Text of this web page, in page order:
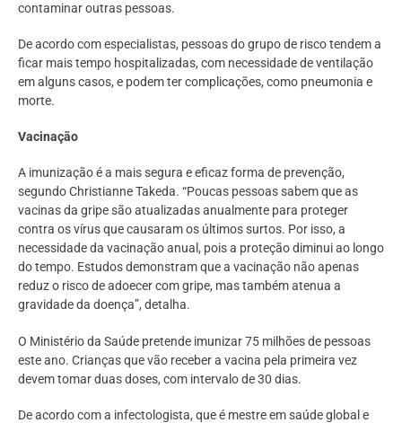
contaminar outras pessoas.
De acordo com especialistas, pessoas do grupo de risco tendem a
ficar mais tempo hospitalizadas, com necessidade de ventilação
em alguns casos, e podem ter complicações, como pneumonia e
morte.
Vacinação
A imunização é a mais segura e eficaz forma de prevenção,
segundo Christianne Takeda. “Poucas pessoas sabem que as
vacinas da gripe são atualizadas anualmente para proteger
contra os vírus que causaram os últimos surtos. Por isso, a
necessidade da vacinação anual, pois a proteção diminui ao longo
do tempo. Estudos demonstram que a vacinação não apenas
reduz o risco de adoecer com gripe, mas também atenua a
gravidade da doença”, detalha.
O Ministério da Saúde pretende imunizar 75 milhões de pessoas
este ano. Crianças que vão receber a vacina pela primeira vez
devem tomar duas doses, com intervalo de 30 dias.
De acordo com a infectologista, que é mestre em saúde global e